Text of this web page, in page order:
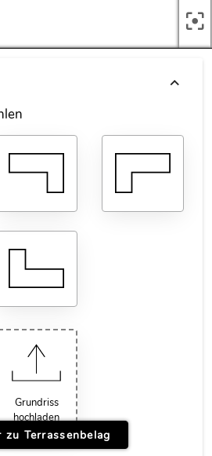
Darstellung
Grundriss
hochladen
Weiter zu Terrassenbelag